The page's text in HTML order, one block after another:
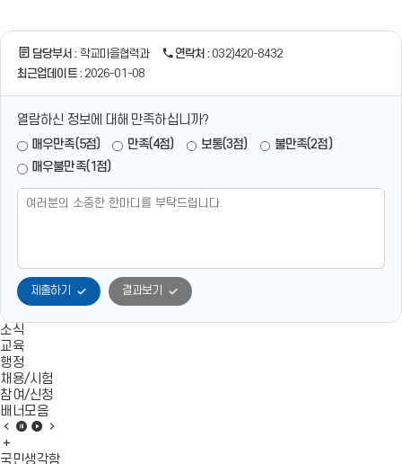
담당부서 : 학교마을협력과 연락처 : 032)420-8432
최근업데이트 : 2026-01-08
열람하신 정보에 대해 만족하십니까?
매우만족(5점) 만족(4점) 보통(3점)
불만족(2점)
매우불만족(1점)
제출하기 결과보기
소식
교육
행정
채용/시험
참여/신청
배너모음
배
모
배
모
배
모 모
너
국민생각함